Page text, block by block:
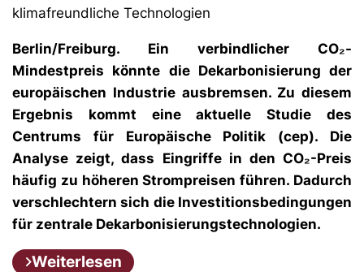
klimafreundliche Technologien
Berlin/Freiburg. Ein verbindlicher CO₂-
Mindestpreis könnte die Dekarbonisierung der
europäischen Industrie ausbremsen. Zu diesem
Ergebnis kommt eine aktuelle Studie des
Centrums für Europäische Politik (cep). Die
Analyse zeigt, dass Eingriffe in den CO₂-Preis
häufig zu höheren Strompreisen führen. Dadurch
verschlechtern sich die Investitionsbedingungen
für zentrale Dekarbonisierungstechnologien.
Weiterlesen